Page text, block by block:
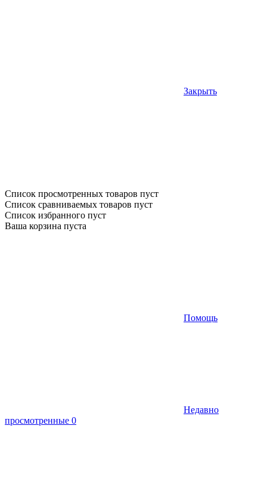
Закрыть
Список просмотренных товаров пуст
Список сравниваемых товаров пуст
Список избранного пуст
Ваша корзина пуста
Помощь
Недавно
просмотренные 0